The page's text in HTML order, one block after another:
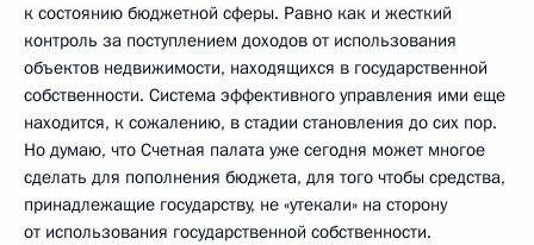
к состоянию бюджетной сферы. Равно как и жесткий
контроль за поступлением доходов от использования
объектов недвижимости, находящихся в государственной
собственности. Система эффективного управления ими еще
находится, к сожалению, в стадии становления до сих пор.
Но думаю, что Счетная палата уже сегодня может многое
сделать для пополнения бюджета, для того чтобы средства,
принадлежащие государству, не «утекали» на сторону
от использования государственной собственности.